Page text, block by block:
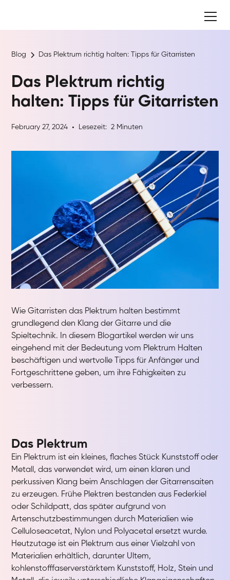
Blog Das Plektrum richtig halten: Tipps für Gitarristen
Das Plektrum richtig
halten: Tipps für Gitarristen
February 27, 2024 • Lesezeit:2 Minuten
Wie Gitarristen das Plektrum halten bestimmt
grundlegend den Klang der Gitarre und die
Spieltechnik. In diesem Blogartikel werden wir uns
eingehend mit der Bedeutung vom Plektrum Halten
beschäftigen und wertvolle Tipps für Anfänger und
Fortgeschrittene geben, um ihre Fähigkeiten zu
verbessern.
Das Plektrum
Ein Plektrum ist ein kleines, flaches Stück Kunststoff oder
Metall, das verwendet wird, um einen klaren und
perkussiven Klang beim Anschlagen der Gitarrensaiten
zu erzeugen. Frühe Plektren bestanden aus Federkiel
oder Schildpatt, das später aufgrund von
Artenschutzbestimmungen durch Materialien wie
Celluloseacetat, Nylon und Polyacetal ersetzt wurde.
Heutzutage ist ein Plektrum aus einer Vielzahl von
Materialien erhältlich, darunter Ultem,
kohlenstofffaserverstärktem Kunststoff, Holz, Stein und